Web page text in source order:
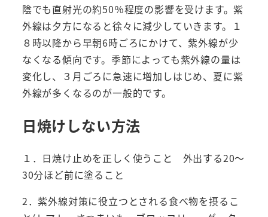
陰でも直射光の約50％程度の影響を受けます。紫
外線は夕方になると徐々に減少していきます。１
８時以降から早朝6時ごろにかけて、紫外線が少
なくなる傾向です。季節によっても紫外線の量は
変化し、３月ごろに急速に増加しはじめ、夏に紫
外線が多くなるのが一般的です。
日焼けしない方法
１．日焼け止めを正しく使うこと 外出する20～
30分ほど前に塗ること
2．紫外線対策に役立つとされる食べ物を摂るこ